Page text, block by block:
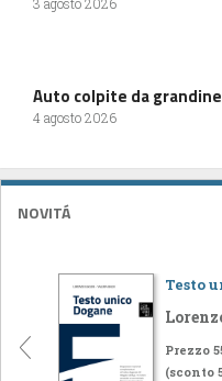
Auto colpite da
4 agosto 2026
NOVITÁ
Testo
Prezzo
(sconto